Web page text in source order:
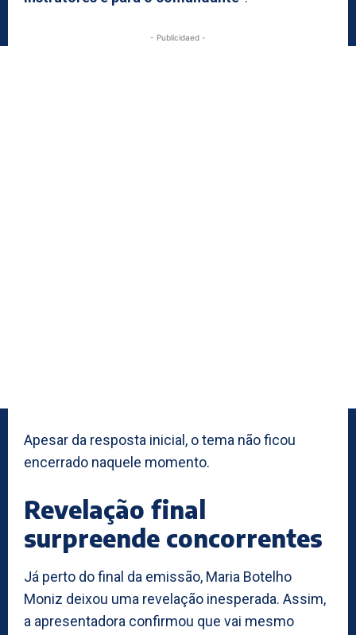
- Publicidaed -
Apesar da resposta inicial, o tema não ficou
encerrado naquele momento.
Revelação final
surpreende concorrentes
Já perto do final da emissão, Maria Botelho
Moniz deixou uma revelação inesperada. Assim,
a apresentadora confirmou que vai mesmo